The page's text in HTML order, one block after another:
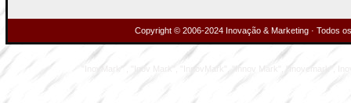
Copyright © 2006-2024 Inovação & Marketing · Todos